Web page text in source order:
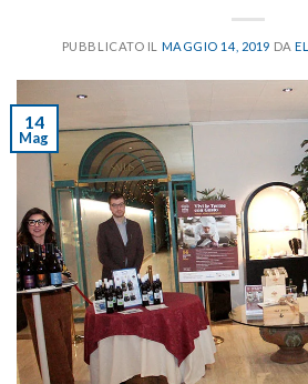
PUBBLICATO IL MAGGIO 14, 2019 DA
14
Mag